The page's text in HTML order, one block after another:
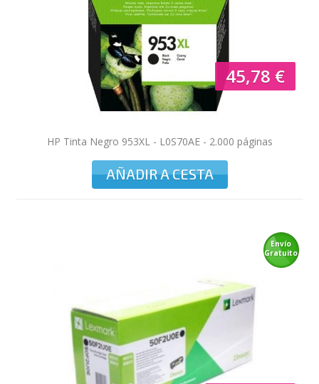
45,78 €
HP Tinta Negro 953XL - L0S70AE - 2.000 páginas
AÑADIR A CESTA
Envío
Gratuito